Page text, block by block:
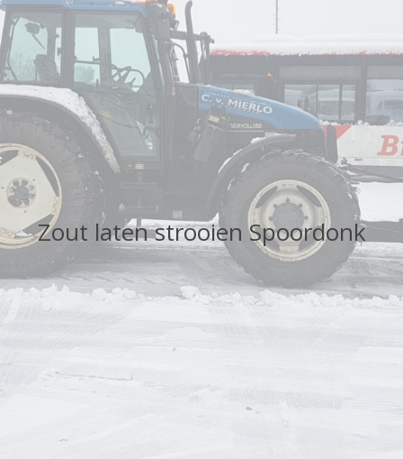
Zout laten strooien Spoordonk